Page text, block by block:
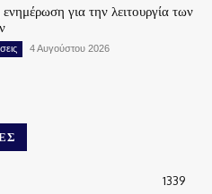
για την λειτουργία των
4 Αυγούστου 2026
1339